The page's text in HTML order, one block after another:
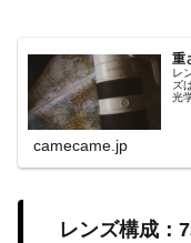
重
レ
ズ
光
camecame.jp
レンズ構成：